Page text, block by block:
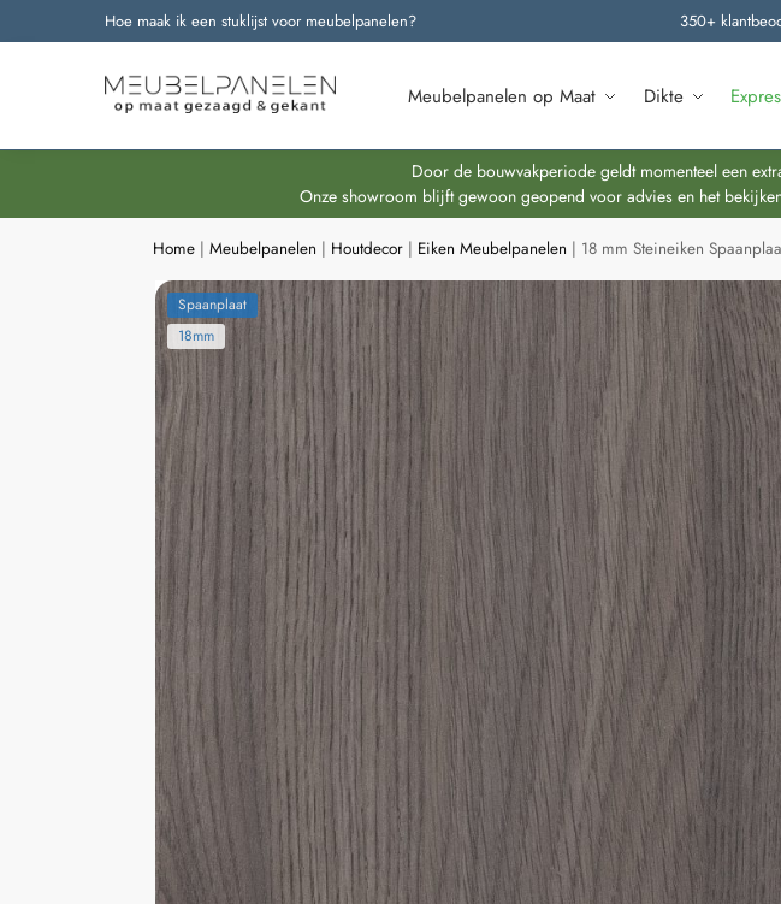
Hoe maak ik een stuklijst voor meubelpanelen? 350+
Meubelpanelen op Maat Dikte
Onze nieuwste producten
Door de bouwvakperiode geldt momenteel een
Onze showroom blijft gewoon geopend voor advies en het
Home |Meubelpanelen | Houtdecor | Eiken Meubelpanelen | 18 mm Steineiken
Spaanplaat
18mm